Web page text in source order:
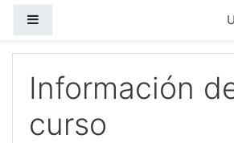
Información
curso